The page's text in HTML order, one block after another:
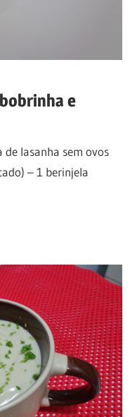
e
de lasanha sem ovos
– 1 berinjela